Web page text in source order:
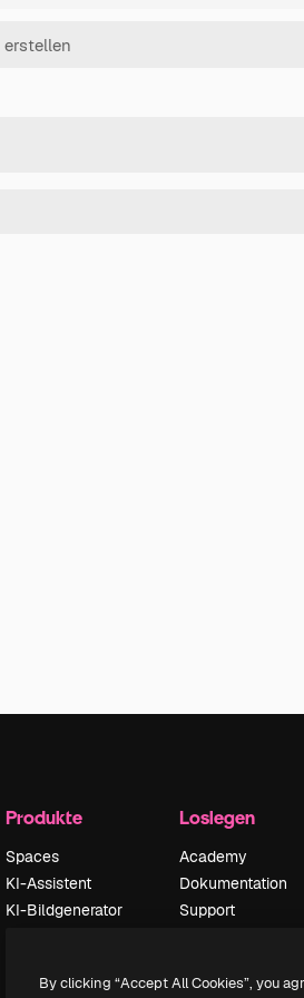
Produkte
Spaces
KI-Assistent
KI-Bildgenerator
Stimmengenerator
Loslegen
Academy
Dokumentation
Support
Originale Neu
By clicking “Accept All Cookies”, you